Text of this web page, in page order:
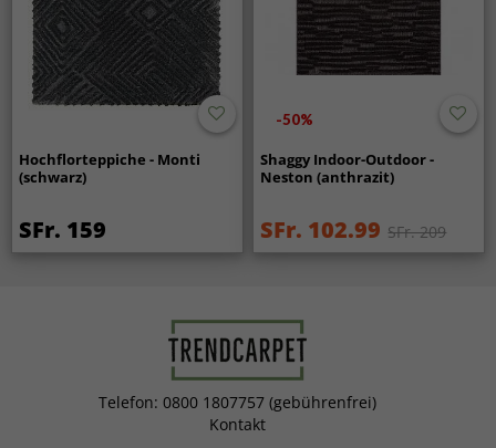
Hochflorteppiche - Monti
(schwarz)
SFr. 159
-50%
Shaggy Indoor-Outdoor -
Neston (anthrazit)
SFr. 102.99 SFr. 209
Telefon: 0800 1807757 (gebührenfrei)
Kontakt